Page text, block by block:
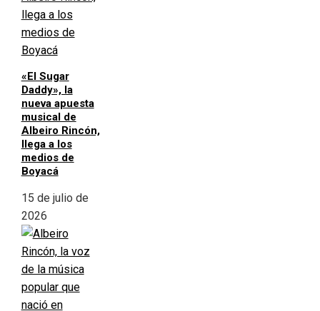
«El Sugar
Daddy», la
nueva apuesta
musical de
Albeiro Rincón,
llega a los
medios de
Boyacá
15 de julio de
2026